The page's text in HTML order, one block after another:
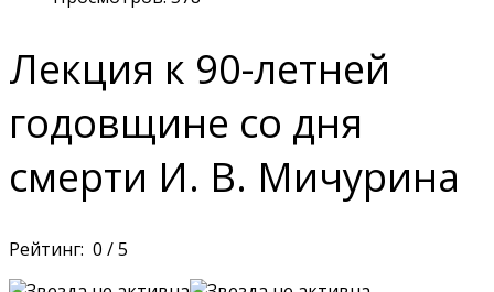
Лекция к 90-летней
годовщине со дня
смерти И. В. Мичурина
Рейтинг: 0 /5